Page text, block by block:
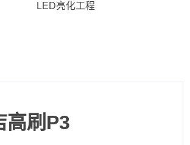
LED亮化工程
高刷P3